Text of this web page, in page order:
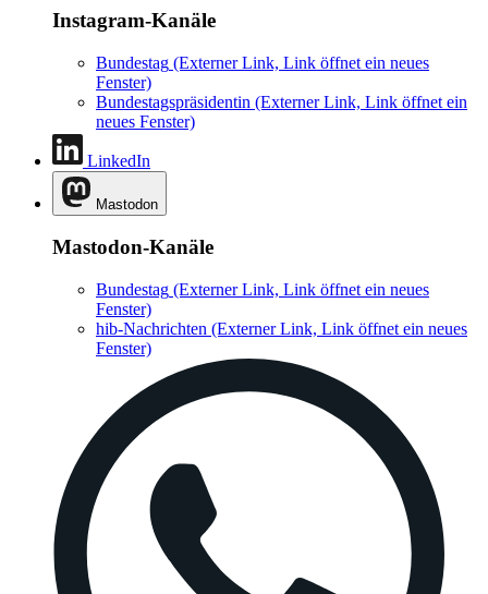
Instagram-Kanäle
Bundestag (Externer Link, Link öffnet ein neues
Fenster)
Bundestagspräsidentin (Externer Link, Link öffnet ein
neues Fenster)
LinkedIn
Mastodon
Mastodon-Kanäle
Bundestag (Externer Link, Link öffnet ein neues
Fenster)
hib-Nachrichten (Externer Link, Link öffnet ein neues
Fenster)